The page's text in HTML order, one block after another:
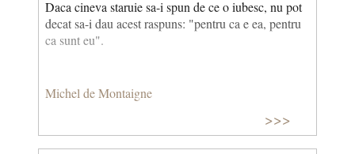
Daca cineva staruie sa-i spun de ce o iubesc, nu pot
decat sa-i dau acest raspuns: "pentru ca e ea, pentru
ca sunt eu".
Michel de Montaigne
>>>